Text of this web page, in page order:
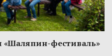
«Шаляпин-фестиваль»